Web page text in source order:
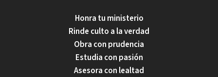
Honra tu ministerio
Rinde culto a la verdad
Obra con prudencia
Estudia con pasión
Asesora con lealtad